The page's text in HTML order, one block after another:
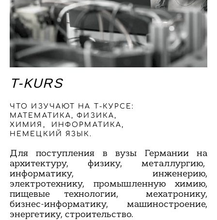
T-KURS
ЧТО ИЗУЧАЮТ НА Т-КУРСЕ:
МАТЕМАТИКА, ФИЗИКА,
ХИМИЯ, ИНФОРМАТИКА,
НЕМЕЦКИЙ ЯЗЫК.
Для поступления в вузы Германии на
архитектуру, физику, металлургию,
информатику, инженерию,
электротехнику, промышленную химию,
пищевые технологии, мехатронику,
бизнес-информатику, машиностроение,
энергетику, строительство.